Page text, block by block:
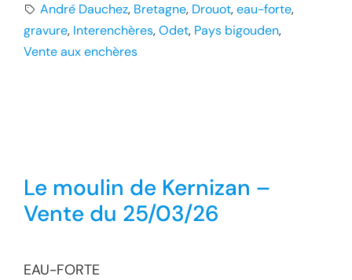
André Dauchez, Bretagne, Drouot, eau-forte,
gravure, Interenchères, Odet, Pays bigouden,
Vente aux enchères
Le moulin de Kernizan –
Vente du 25/03/26
EAU-FORTE